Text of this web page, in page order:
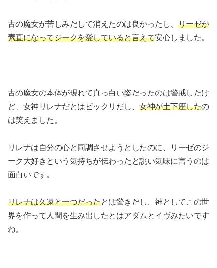
古の魔女が苦しみだして消えたのは良かったし、 リーゼが
素直になってジークを愛していると言えて安心しました。
古の魔女の本体が現れて真っ白い姿だったのは警戒したけ
ど、女神リレナだとはビックリだし、 女神が土下座したの
は笑えました。
リレナは自分の心と同調させようとしたのに、リーゼのジ
ーク大好きという気持ちが伝わったと誂い気味に言うのは
面白いです。
リレナは久遠と一つだったとは驚きだし、神としてこの世
界を作って人間を生み出したとはアダムとイヴみたいです
ね。